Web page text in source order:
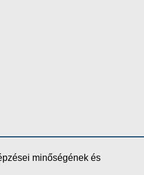
minőségének és